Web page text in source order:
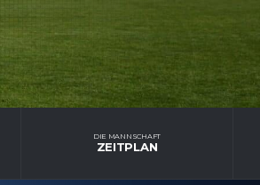
DIE MANNSCHAFT
ZEITPLAN